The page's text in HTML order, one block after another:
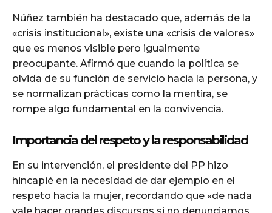
Núñez también ha destacado que, además de la
«crisis institucional», existe una «crisis de valores»
que es menos visible pero igualmente
preocupante. Afirmó que cuando la política se
olvida de su función de servicio hacia la persona, y
se normalizan prácticas como la mentira, se
rompe algo fundamental en la convivencia.
Importancia del respeto y la responsabilidad
En su intervención, el presidente del PP hizo
hincapié en la necesidad de dar ejemplo en el
respeto hacia la mujer, recordando que «de nada